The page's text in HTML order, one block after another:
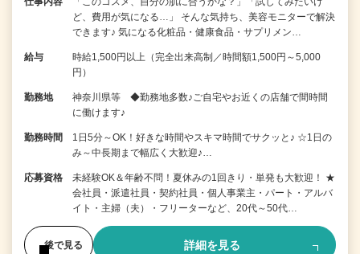
ど、費用が気になる…」 そんな気持ち、美容モニターで解決
できます♪ 気になる化粧品・健康食品・サプリメン…
給与
時給1,500円以上（完全出来高制／時間額1,500円～5,000
円）
勤務地
神奈川県等 ◆勤務地多数♪ご自宅やお近くの店舗で間時間
に働けます♪
勤務時間
1日5分～OK！好きな時間やスキマ時間でサクッと♪ ☆1日の
み～中長期まで幅広く大歓迎♪…
応募資格
未経験OK＆年齢不問！夏休みの1回きり・単発も大歓迎！ ★
会社員・派遣社員・契約社員・個人事業主・パート・アルバ
イト・主婦（夫）・フリーターなど、20代～50代…
後で見る 詳細を見る